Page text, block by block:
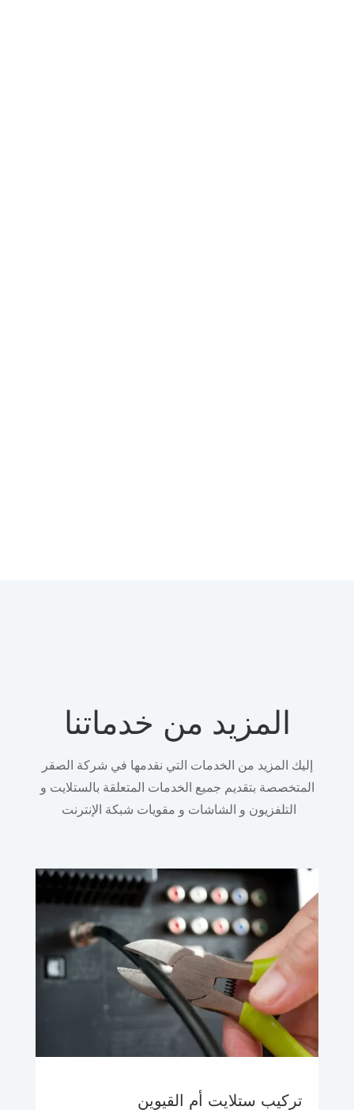
المزيد من خدماتنا
إليك المزيد من الخدمات التي نقدمها في شركة الصقر
المتخصصة بتقديم جميع الخدمات المتعلقة بالستلايت و
التلفزيون و الشاشات و مقويات شبكة الإنترنت
تركيب ستلايت أم القيوين